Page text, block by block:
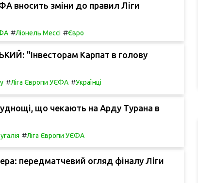
вносить зміни до правил Ліги
#Ліонель Мессі #Євро
"Інвесторам Карпат в голову
#Ліга Європи УЄФА #Українці
що чекають на Арду Турана в
#Ліга Європи УЄФА
передматчевий огляд фіналу Ліги